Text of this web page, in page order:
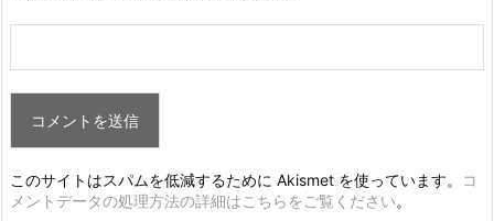
このサイトはスパムを低減するために Akismet を使っています。
コ
メントデータの処理方法の詳細はこちらをご覧ください。